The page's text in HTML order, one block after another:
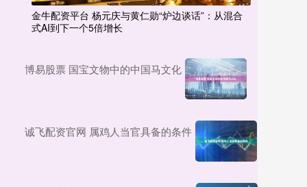
金牛配资平台 杨元庆与黄仁勋“炉边谈话”：从混合
式AI到下一个5倍增长
博易股票 国宝文物中的中国马文化
诚飞配资官网 属鸡人当官具备的条件